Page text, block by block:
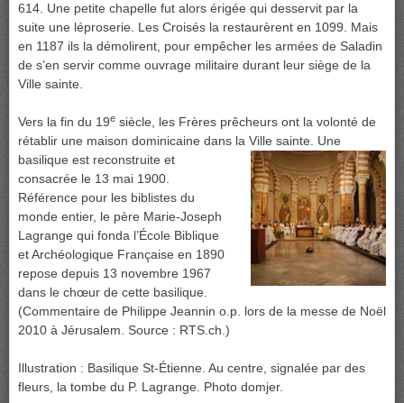
614. Une petite chapelle fut alors érigée qui desservit par la
suite une léproserie. Les Croisés la restaurèrent en 1099. Mais
en 1187 ils la démolirent, pour empêcher les armées de Saladin
de s’en servir comme ouvrage militaire durant leur siège de la
Ville sainte.
Vers la fin du 19e siècle, les Frères prêcheurs ont la volonté de
rétablir une maison dominicaine dans la Ville sainte. Une
basilique est reconstruite et
consacrée le 13 mai 1900.
Référence pour les biblistes du
monde entier, le père Marie-Joseph
Lagrange qui fonda l’École Biblique
et Archéologique Française en 1890
repose depuis 13 novembre 1967
dans le chœur de cette basilique.
(Commentaire de Philippe Jeannin o.p. lors de la messe de Noël
2010 à Jérusalem. Source : RTS.ch.)
Illustration : Basilique St-Étienne. Au centre, signalée par des
fleurs, la tombe du P. Lagrange. Photo domjer.